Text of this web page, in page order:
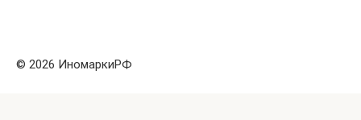
© 2026 ИномаркиРФ